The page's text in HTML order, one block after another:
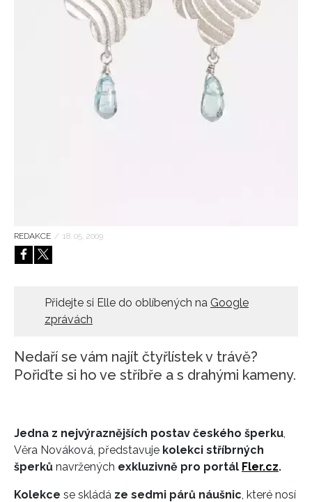
REDAKCE / 18. 05. 2009
Přidejte si Elle do oblíbených na Google
zprávách
Nedaří se vám najít čtyřlístek v trávě?
Pořiďte si ho ve stříbře a s drahými kameny.
Jedna z nejvýraznějších postav českého šperku
Věra Nováková, představuje kolekci stříbrných
šperků navržených exkluzivně pro portál Fler.cz.
Kolekce se skládá ze sedmi párů náušnic , které nosí